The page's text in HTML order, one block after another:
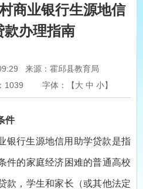
商业银行生源地信
款办理指南
来源：霍邱县教育局
1039 字体：【大 中 小】
件
银行生源地信用助学贷款是指
件的家庭经济困难的普通高校
款，学生和家长（或其他法定